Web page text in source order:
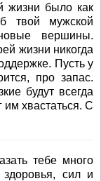
жизни было как
твой мужской
вершины.
жизни никогда
Пусть у
про запас.
будут всегда
им хвастаться. С
тебе много
сил и